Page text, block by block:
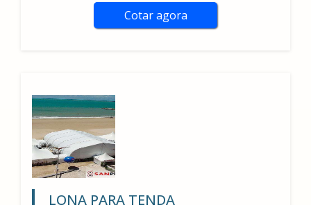
Cotar agora
LONA PARA TENDA